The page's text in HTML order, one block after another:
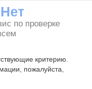
по проверке
критерию.
пожалуйста,